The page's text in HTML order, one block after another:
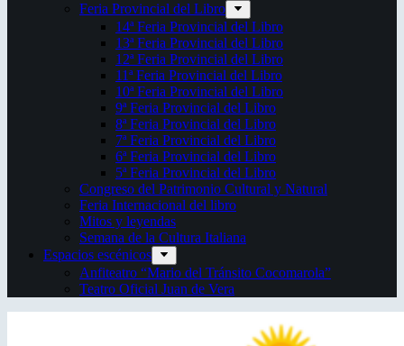
Feria Provincial del Libro
14ª Feria Provincial del Libro
13ª Feria Provincial del Libro
12ª Feria Provincial del Libro
11ª Feria Provincial del Libro
10ª Feria Provincial del Libro
9ª Feria Provincial del Libro
8ª Feria Provincial del Libro
7ª Feria Provincial del Libro
6ª Feria Provincial del Libro
5ª Feria Provincial del Libro
Congreso del Patrimonio Cultural y Natural
Feria Internacional del libro
Mitos y leyendas
Semana de la Cultura Italiana
Espacios escénicos
Anfiteatro “Mario del Tránsito Cocomarola”
Teatro Oficial Juan de Vera